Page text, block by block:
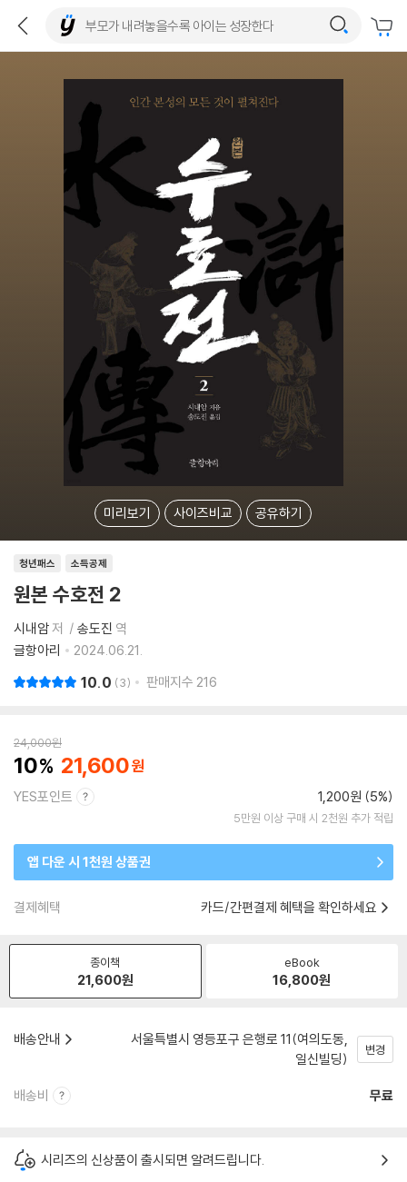
미리보기 사이즈비교 공유하기
소득공제
청년패스
원본 수호전 2
시내암저 송도진 역
글항아리
2024.06.21.
10.0 3 판매지수 216
24,000원
10 21,600
YES포인트 1,200원 (5%)
5만원 이상 구매 시 2천원 추가 적립
앱 다운 시 1천원 상품권
결제혜택 카드/간편결제 혜택을 확인하세요
종이책
21,600원
eBook
16,800원
배송안내
서울특별시 영등포구 은행로 11(여의도동,
일신빌딩)
변경
배송비 무료
시리즈의 신상품이 출시되면 알려드립니다.